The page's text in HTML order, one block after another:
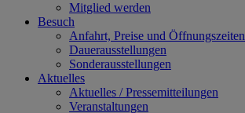
Mitglied werden
Besuch
Anfahrt, Preise und Öffnungszeiten
Dauerausstellungen
Sonderausstellungen
Aktuelles
Aktuelles / Pressemitteilungen
Veranstaltungen